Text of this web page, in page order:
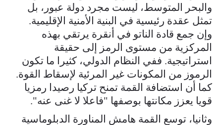
والبحر المتوسط، ليست مجرد دولة عبور، بل
تمثل عقدة رئيسية في البنية الأمنية الإقليمية.
وإن جمع قادة الناتو في أنقرة يرتقي بهذه
المركزية من مستوى الرمز إلى حقيقة
استراتيجية. ففي النظام الدولي، كثيرا ما تكون
الرموز من المكونات غير المرئية لإسقاط القوة.
كما أن استضافة القمة تمنح تركيا رصيدا رمزيا
قويا يعزز مكانتها بوصفها "فاعلا لا غنى عنه".
وثانيا، توسع القمة هامش المناورة الدبلوماسية